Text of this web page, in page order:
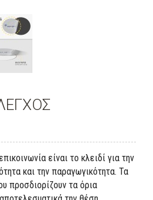
είναι το κλειδί για την
και την παραγωγικότητα. Τα
προσδιορίζουν τα όρια